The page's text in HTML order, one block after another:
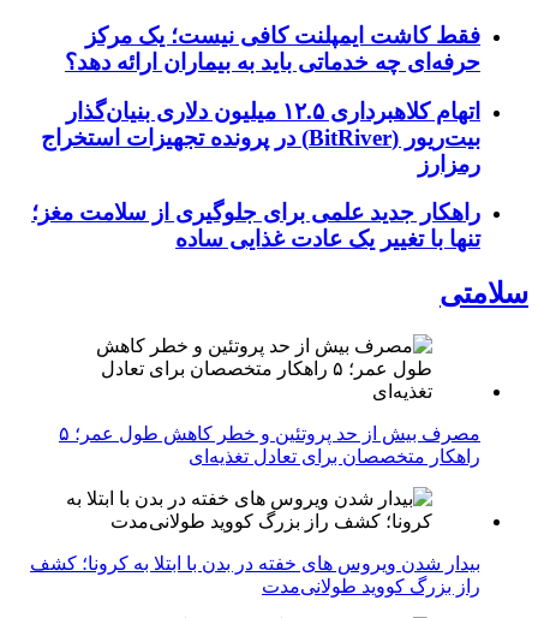
فقط کاشت ایمپلنت کافی نیست؛ یک مرکز
حرفه‌ای چه خدماتی باید به بیماران ارائه دهد؟
اتهام کلاهبرداری ۱۲.۵ میلیون دلاری بنیان‌گذار
بیت‌ریور (BitRiver) در پرونده تجهیزات استخراج
رمزارز
راهکار جدید علمی برای جلوگیری از سلامت مغز؛
تنها با تغییر یک عادت غذایی ساده
سلامتی
مصرف بیش از حد پروتئین و خطر کاهش طول عمر؛ ۵
راهکار متخصصان برای تعادل تغذیه‌ای
بیدار شدن ویروس‌ های خفته در بدن با ابتلا به کرونا؛ کشف
راز بزرگ کووید طولانی‌مدت